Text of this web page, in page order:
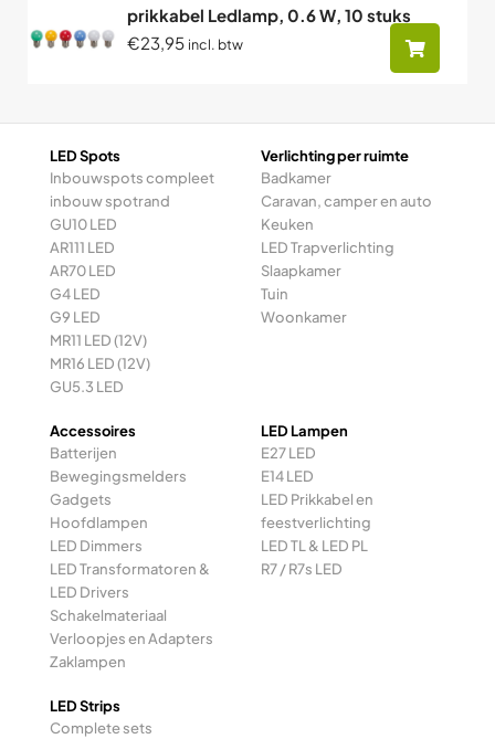
prikkabel Ledlamp, 0.6 W, 10 stuks
€23,95 incl. btw
LED Spots
Inbouwspots compleet
inbouw spotrand
GU10 LED
AR111 LED
AR70 LED
G4 LED
G9 LED
MR11 LED (12V)
MR16 LED (12V)
GU5.3 LED
Verlichting per ruimte
Badkamer
Caravan, camper en auto
Keuken
LED Trapverlichting
Slaapkamer
Tuin
Woonkamer
Accessoires
Batterijen
Bewegingsmelders
Gadgets
Hoofdlampen
LED Dimmers
LED Transformatoren &
LED Drivers
Schakelmateriaal
Verloopjes en Adapters
Zaklampen
LED Lampen
E27 LED
E14 LED
LED Prikkabel en
feestverlichting
LED TL & LED PL
R7 / R7s LED
LED Strips
Complete sets